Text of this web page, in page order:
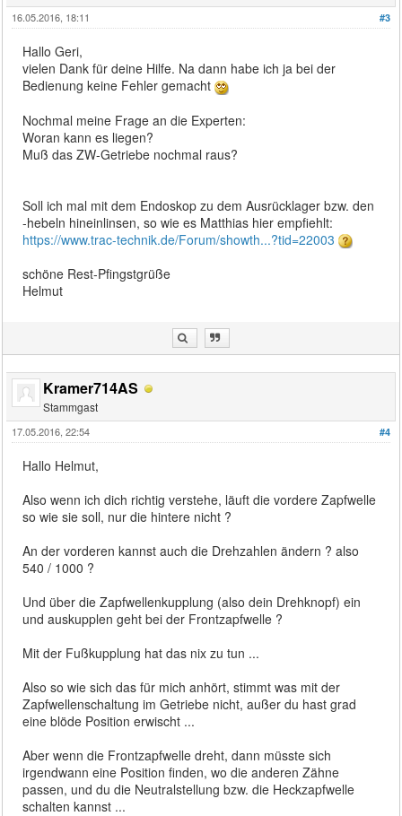
#3
16.05.2016, 18:11
Hallo Geri,
vielen Dank für deine Hilfe. Na dann habe ich ja bei der
Bedienung keine Fehler gemacht
Nochmal meine Frage an die Experten:
Woran kann es liegen?
Muß das ZW-Getriebe nochmal raus?
Soll ich mal mit dem Endoskop zu dem Ausrücklager bzw. den
-hebeln hineinlinsen, so wie es Matthias hier empfiehlt:
https://www.trac-technik.de/Forum/showth...?tid=22003
schöne Rest-Pfingstgrüße
Helmut
Kramer714AS
Stammgast
#4
17.05.2016, 22:54
Hallo Helmut,
Also wenn ich dich richtig verstehe, läuft die vordere Zapfwelle
so wie sie soll, nur die hintere nicht ?
An der vorderen kannst auch die Drehzahlen ändern ? also
540 / 1000 ?
Und über die Zapfwellenkupplung (also dein Drehknopf) ein
und auskupplen geht bei der Frontzapfwelle ?
Mit der Fußkupplung hat das nix zu tun ...
Also so wie sich das für mich anhört, stimmt was mit der
Zapfwellenschaltung im Getriebe nicht, außer du hast grad
eine blöde Position erwischt ...
Aber wenn die Frontzapfwelle dreht, dann müsste sich
irgendwann eine Position finden, wo die anderen Zähne
passen, und du die Neutralstellung bzw. die Heckzapfwelle
schalten kannst ...